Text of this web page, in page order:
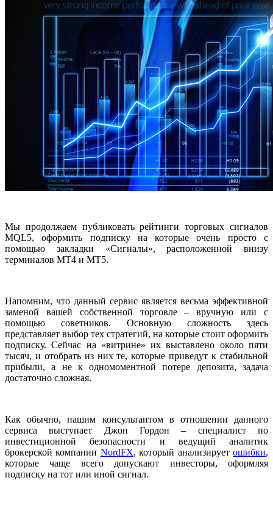
Мы продолжаем публиковать рейтинги торговых сигналов
MQL5, оформить подписку на которые очень просто с
помощью закладки «Сигналы», расположенной внизу
терминалов МТ4 и МТ5.
Напомним, что данный сервис является весьма эффективной
заменой вашей собственной торговле – вручную или с
помощью советников. Основную сложность здесь
представляет выбор тех стратегий, на которые стоит оформить
подписку. Сейчас на «витрине» их выставлено около пяти
тысяч, и отобрать из них те, которые приведут к стабильной
прибыли, а не к одномоментной потере депозита, задача
достаточно сложная.
Как обычно, нашим консультантом в отношении данного
сервиса выступает Джон Гордон – специалист по
инвестиционной безопасности и ведущий аналитик
брокерской компании NordFX, который анализируетошибки,
которые чаще всего допускают инвесторы, оформляя
подписку на тот или иной сигнал.